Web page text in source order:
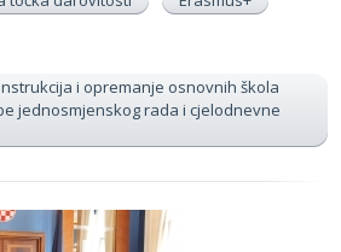
i opremanje osnovnih škola
jednosmjenskog rada i cjelodnevne